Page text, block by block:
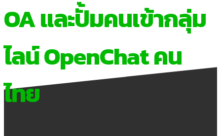
OA และปั้มคนเข้ากลุ่ม
ไลน์ OpenChat คน
ไทย